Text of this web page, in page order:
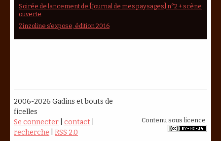
Soirée de lancement de {Journal de mes paysages} n°2 + scène
ouverte
Zinzoline s’expose, édition 2016
2006-2026 Gadins et bouts de
ficelles
Se connecter
contact
recherche
RSS 2.0
Contenu sous licence